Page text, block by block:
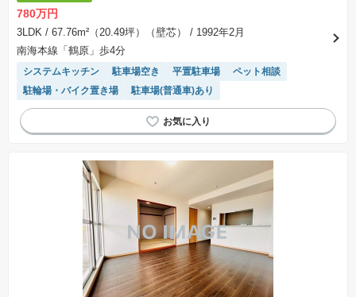
表示されておりません。
※取引にかかる費用：物件の契約手続き、決済、引き渡し時にかかる費用を表示しています。
不動産会社によって表記有無が異なるため、ご自身で十分な確認をしていただくようにお願い
いたします。
場合があります。
780万円
3LDK / 67.76m²（20.49坪）（壁芯）
/ 1992年2月
南海本線「鶴原」歩4分
システムキッチン 駐車場空き 平置駐車場
ペット相談
駐輪場・バイク置き場
駐車場(普通車)あり